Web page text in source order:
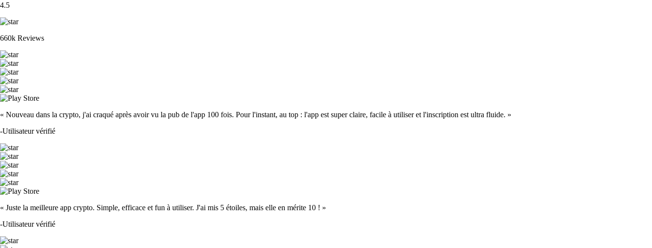
4.5
660k Reviews
« Nouveau dans la crypto, j'ai craqué après avoir vu la pub de l'app 100 fois. Pour l'instant, au top : l'app est super claire, facile à utiliser et l'inscription est ultra fluide. »
-Utilisateur vérifié
« Juste la meilleure app crypto. Simple, efficace et fun à utiliser. J'ai mis 5 étoiles, mais elle en mérite 10 ! »
-Utilisateur vérifié